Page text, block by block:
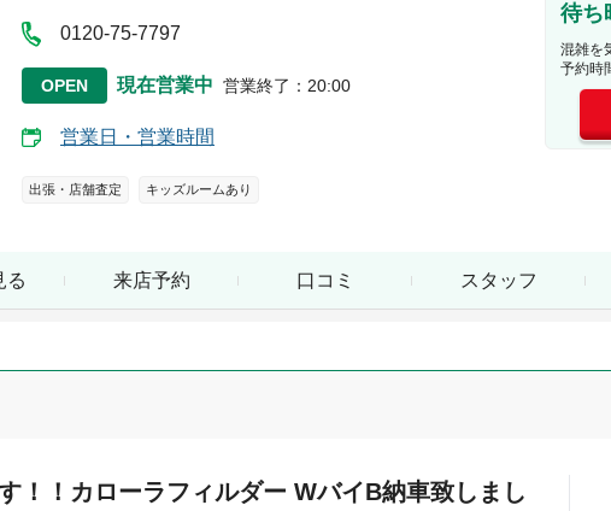
0120-75-7797
OPEN 現在営業中 営業終了 ： 20:00
営業日・営業時間
出張・店舗査定 キッズルームあり
待ち
混雑を
予約時
る 来店予約 口コミ スタッフ
！！カローラフィルダー WバイB納車致しまし